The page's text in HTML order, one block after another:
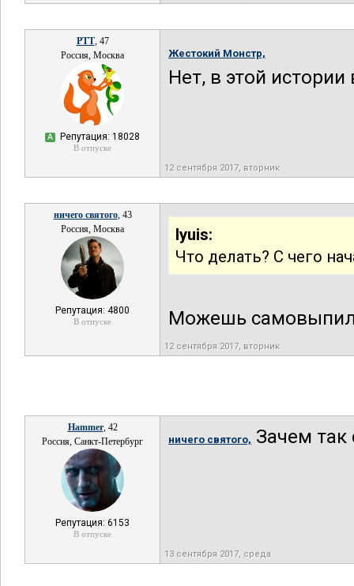
РТТ, 47
Россия, Москва
А Репутация: 18028
В отпуске
Жестокий Монстр,
Нет, в этой
12 сентября 2017, вторник
ничего святого, 43
Россия, Москва
Репутация: 4800
В отпуске
lyuis:
Что делать? С чего
Можешь
12 сентября 2017, вторник
Hammer, 42
Россия, Санкт-Петербург
Репутация: 6153
В отпуске
ничего святого, Зачем так
13 сентября 2017, среда